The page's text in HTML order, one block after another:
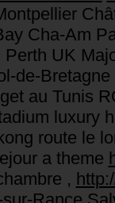
Cha-Am
UK
de-
au Tunis
luxury
route le
a theme
,